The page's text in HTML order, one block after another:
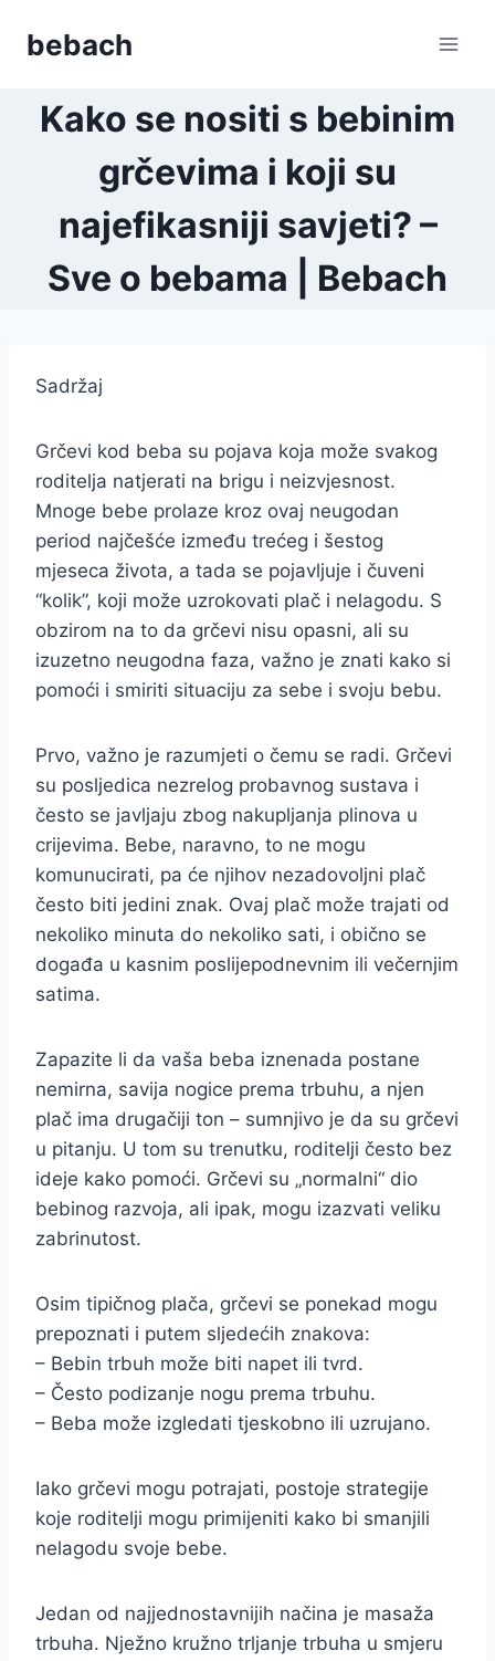
bebach
Kako se nositi s bebinim
grčevima i koji su
najefikasniji savjeti? –
Sve o bebama | Bebach
Sadržaj
Grčevi kod beba su pojava koja može svakog
roditelja natjerati na brigu i neizvjesnost.
Mnoge bebe prolaze kroz ovaj neugodan
period najčešće između trećeg i šestog
mjeseca života, a tada se pojavljuje i čuveni
“kolik”, koji može uzrokovati plač i nelagodu. S
obzirom na to da grčevi nisu opasni, ali su
izuzetno neugodna faza, važno je znati kako si
pomoći i smiriti situaciju za sebe i svoju bebu.
Prvo, važno je razumjeti o čemu se radi. Grčevi
su posljedica nezrelog probavnog sustava i
često se javljaju zbog nakupljanja plinova u
crijevima. Bebe, naravno, to ne mogu
komunucirati, pa će njihov nezadovoljni plač
često biti jedini znak. Ovaj plač može trajati od
nekoliko minuta do nekoliko sati, i obično se
događa u kasnim poslijepodnevnim ili večernjim
satima.
Zapazite li da vaša beba iznenada postane
nemirna, savija nogice prema trbuhu, a njen
plač ima drugačiji ton – sumnjivo je da su grčevi
u pitanju. U tom su trenutku, roditelji često bez
ideje kako pomoći. Grčevi su „normalni“ dio
bebinog razvoja, ali ipak, mogu izazvati veliku
zabrinutost.
Osim tipičnog plača, grčevi se ponekad mogu
prepoznati i putem sljedećih znakova:
– Bebin trbuh može biti napet ili tvrd.
– Često podizanje nogu prema trbuhu.
– Beba može izgledati tjeskobno ili uzrujano.
Iako grčevi mogu potrajati, postoje strategije
koje roditelji mogu primijeniti kako bi smanjili
nelagodu svoje bebe.
Jedan od najjednostavnijih načina je masaža
trbuha. Nježno kružno trljanje trbuha u smjeru